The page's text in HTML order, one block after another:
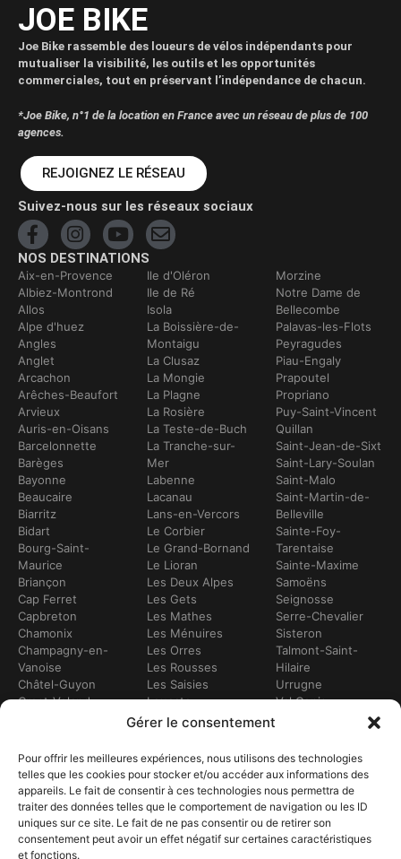
Gérer le consentement
Pour offrir les meilleures expériences, nous utilisons des technologies
telles que les cookies pour stocker et/ou accéder aux informations des
appareils. Le fait de consentir à ces technologies nous permettra de
traiter des données telles que le comportement de navigation ou les ID
uniques sur ce site. Le fait de ne pas consentir ou de retirer son
consentement peut avoir un effet négatif sur certaines caractéristiques
et fonctions.
JOE BIKE
Joe Bike rassemble des loueurs de vélos indépendants pour
mutualiser la visibilité, les outils et les opportunités
commerciales, tout en préservant l’indépendance de chacun.
*Joe Bike, n°1 de la location en France avec un réseau de plus de 100
agences.
REJOIGNEZ LE RÉSEAU
Suivez-nous sur les réseaux sociaux
NOS DESTINATIONS
Aix-en-Provence
Albiez-Montrond
Allos
Alpe d'huez
Angles
Anglet
Arcachon
Arêches-Beaufort
Arvieux
Auris-en-Oisans
Barcelonnette
Barèges
Bayonne
Beaucaire
Biarritz
Bidart
Bourg-Saint-
Maurice
Briançon
Cap Ferret
Capbreton
Chamonix
Champagny-en-
Vanoise
Châtel-Guyon
Crest-Voland
Embrun
Flumet
Frontignan
Gourette
Gruissan
Hendaye
Hossegor
Ile d'Oléron
Ile de Ré
Isola
La Boissière-de-
Montaigu
La Clusaz
La Mongie
La Plagne
La Rosière
La Teste-de-Buch
La Tranche-sur-
Mer
Labenne
Lacanau
Lans-en-Vercors
Le Corbier
Le Grand-Bornand
Le Lioran
Les Deux Alpes
Les Gets
Les Mathes
Les Ménuires
Les Orres
Les Rousses
Les Saisies
Leucate
Lézignan-
Loudenvielle
Luchon
Luz-Saint-Sauveur
Marennes
Marseille
Méribel
Morzine
Notre Dame de
Bellecombe
Palavas-les-Flots
Peyragudes
Piau-Engaly
Prapoutel
Propriano
Puy-Saint-Vincent
Quillan
Saint-Jean-de-Sixt
Saint-Lary-Soulan
Saint-Malo
Saint-Martin-de-
Belleville
Sainte-Foy-
Tarentaise
Sainte-Maxime
Samoëns
Seignosse
Serre-Chevalier
Sisteron
Talmont-Saint-
Hilaire
Urrugne
Val Cenis
Valberg
Vars
Vendays-
Montalivet
Villard-de-Lans
Villarodin-Bourget